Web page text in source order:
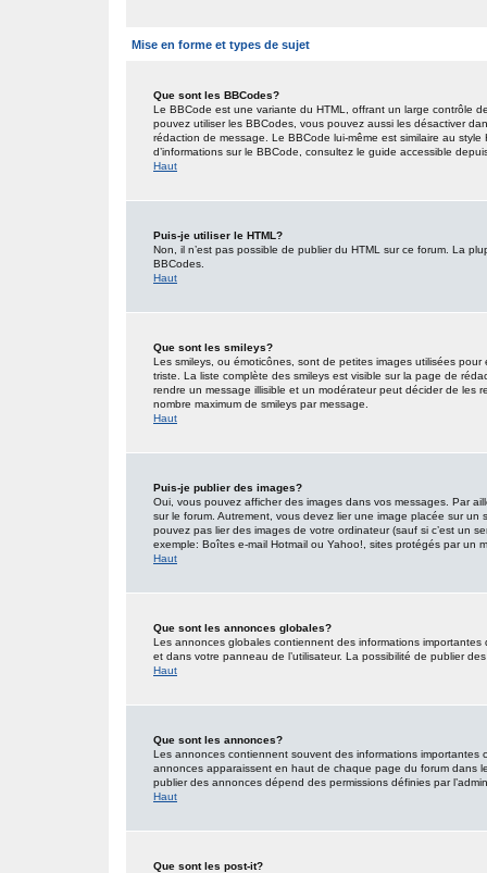
Mise en forme et types de sujet
Que sont les BBCodes?
Le BBCode est une variante du HTML, offrant un large contrôle
pouvez utiliser les BBCodes, vous pouvez aussi les désactiver
rédaction de message. Le BBCode lui-même est similaire au
d’informations sur le BBCode, consultez le guide accessible
Haut
Puis-je utiliser le HTML?
Non, il n’est pas possible de publier du HTML sur ce forum. La
BBCodes.
Haut
Que sont les smileys?
Les smileys, ou émoticônes, sont de petites images utilisées
triste. La liste complète des smileys est visible sur la page de
rendre un message illisible et un modérateur peut décider de les
nombre maximum de smileys par message.
Haut
Puis-je publier des images?
Oui, vous pouvez afficher des images dans vos messages. Par
sur le forum. Autrement, vous devez lier une image placée sur
pouvez pas lier des images de votre ordinateur (sauf si c’est un
exemple: Boîtes e-mail Hotmail ou Yahoo!, sites protégés par un
Haut
Que sont les annonces globales?
Les annonces globales contiennent des informations
et dans votre panneau de l’utilisateur. La possibilité de publier
Haut
Que sont les annonces?
Les annonces contiennent souvent des informations
annonces apparaissent en haut de chaque page du forum dans
publier des annonces dépend des permissions définies par
Haut
Que sont les post-it?